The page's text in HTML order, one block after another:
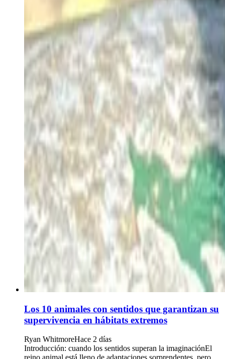
Los 10 animales con sentidos que garantizan su
supervivencia en hábitats extremos
Ryan WhitmoreHace 2 días
Introducción: cuando los sentidos superan la imaginaciónEl